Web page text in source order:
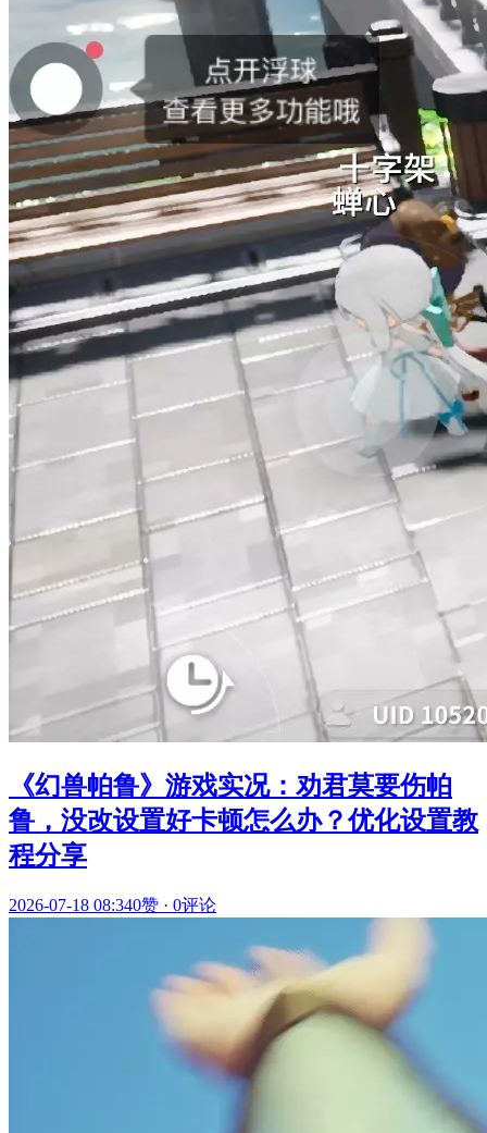
《幻兽帕鲁》游戏实况：劝君莫要伤帕
鲁，没改设置好卡顿怎么办？优化设置教
程分享
2026-07-18 08:340赞 · 0评论